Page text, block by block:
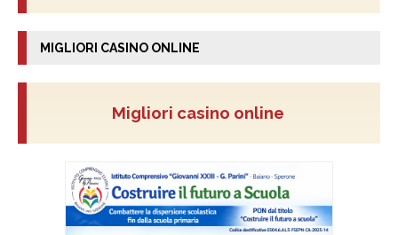
MIGLIORI CASINO ONLINE
Migliori casino online